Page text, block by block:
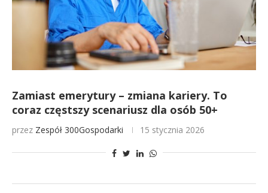
Zamiast emerytury – zmiana kariery. To
coraz częstszy scenariusz dla osób 50+
przez Zespół 300Gospodarki 15 stycznia 2026